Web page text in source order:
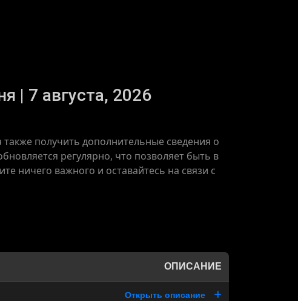
| 7 августа, 2026
получить дополнительные сведения о
регулярно, что позволяет быть в
ничего важного и оставайтесь на связи с
ОПИСАНИЕ
Открыть описание